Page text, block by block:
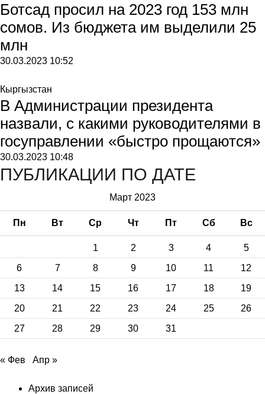
Ботсад просил на 2023 год 153 млн
сомов. Из бюджета им выделили 25
млн
30.03.2023 10:52
Кыргызстан
В Администрации президента
назвали, с какими руководителями в
госуправлении «быстро прощаются»
30.03.2023 10:48
ПУБЛИКАЦИИ ПО ДАТЕ
Март 2023
Пн Вт Ср Чт Пт Сб Вс
1 2 3 4
5
6
7 8 9 10 11
12
13
14 15 16 17 18
19
20
21 22 23 24 25
26
27
28 29 30 31
« Фев Апр »
Архив записей